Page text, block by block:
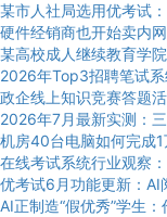
某市人社局选用优考试
硬件经销商也开始卖内
某高校成人继续教育学
2026年Top3招聘笔试
政企线上知识竞赛答题
2026年7月最新实测：
机房40台电脑如何完成
在线考试系统行业观察
优考试6月功能更新：AI
AI正制造“假优秀”学生